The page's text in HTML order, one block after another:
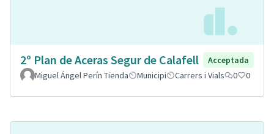
2º Plan de Aceras Segur de Calafell
Acceptada
Miguel Ángel Perín Tienda
Municipi Carrers i Vials 0 0